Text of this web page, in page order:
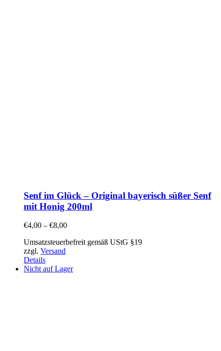
Senf im Glück – Original bayerisch süßer Senf
mit Honig 200ml
€4,00 – €8,00
Umsatzsteuerbefreit gemäß UStG §19
zzgl. Versand
Details
Nicht auf Lager